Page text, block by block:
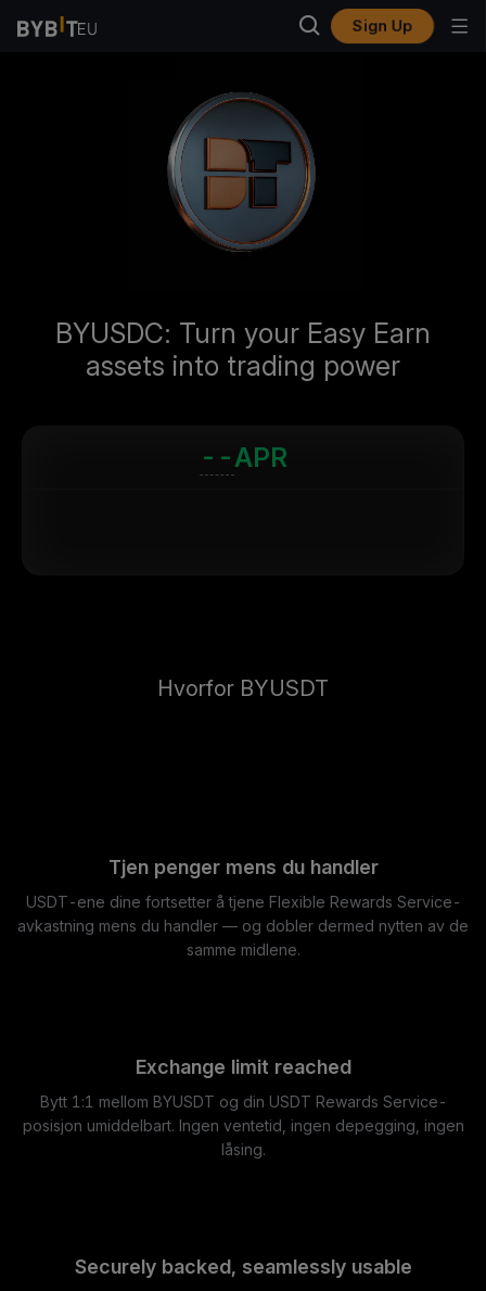
Sign Up
BYUSDC: Turn your Easy Earn
assets into trading power
--APR
Hvorfor BYUSDT
Tjen penger mens du handler
USDT-ene dine fortsetter å tjene Flexible Rewards Service-
avkastning mens du handler — og dobler dermed nytten av de
samme midlene.
Exchange limit reached
Bytt 1:1 mellom BYUSDT og din USDT Rewards Service-
posisjon umiddelbart. Ingen ventetid, ingen depegging, ingen
låsing.
Securely backed, seamlessly usable